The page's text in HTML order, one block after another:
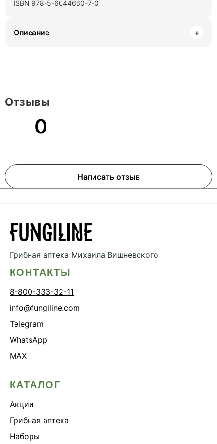
ISBN 978-5-6044660-7-0
Описание +
0
Написать отзыв
Отзывы
Грибная аптека Михаила Вишневского
КОНТАКТЫ
8-800-333-32-11
info@fungiline.com
Telegram
WhatsApp
MAX
КАТАЛОГ
Акции
Грибная аптека
Наборы